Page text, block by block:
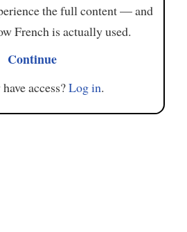
the full content — and
French is actually used.
Continue
access?Log in.